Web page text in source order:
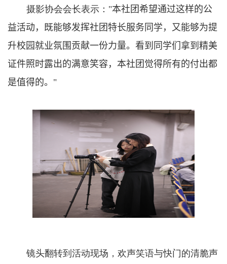
摄影协会会长表示： "本社团希望通过这样的公
益活动，既能够发挥社团特长服务同学，又能够为提
升校园就业氛围贡献一份力量。看到同学们拿到精美
证件照时露出的满意笑容， 本社团 觉得所有的付出都
是值得的。 "
镜头翻转到活动现场，欢声笑语与快门的清脆声